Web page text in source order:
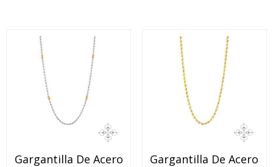
Gargantilla De Acero Gargantilla De Acero